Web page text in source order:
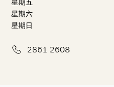
星期五
星期六
星期日
2861 2608